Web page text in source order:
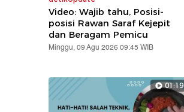
Video: Wajib tahu, Posisi-
posisi Rawan Saraf Kejepit
dan Beragam Pemicu
Minggu, 09 Agu 2026 09:45 WIB
01:19